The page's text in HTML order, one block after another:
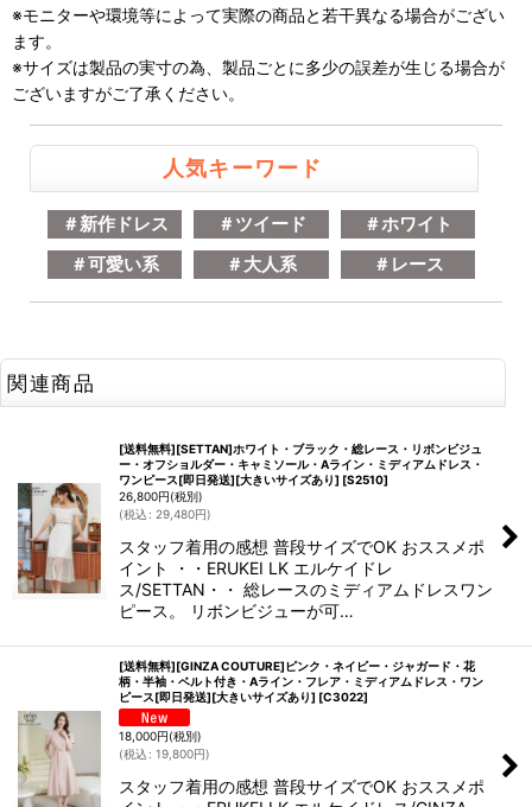
※モニターや環境等によって実際の商品と若干異なる場合がござい
ます。
※サイズは製品の実寸の為、製品ごとに多少の誤差が生じる場合が
ございますがご了承ください。
人気キーワード
＃新作ドレス ＃ツイード
＃ホワイト
＃可愛い系
＃大人系 ＃レース
関連商品
[送料無料][SETTAN]ホワイト・ブラック・総レース・リボンビジュ
ー・オフショルダー・キャミソール・Aライン・ミディアムドレス・
ワンピース[即日発送][大きいサイズあり] [S2510]
26,800円(税別)
(税込 : 29,480円)
スタッフ着用の感想 普段サイズでOK おススメポ
イント ・・ERUKEI LK エルケイドレ
ス/SETTAN・・ 総レースのミディアムドレスワン
ピース。 リボンビジューが可…
[送料無料][GINZA COUTURE]ピンク・ネイビー・ジャガード・花
柄・半袖・ベルト付き・Aライン・フレア・ミディアムドレス・ワン
ピース[即日発送][大きいサイズあり] [C3022]
18,000円(税別)
(税込 : 19,800円)
スタッフ着用の感想 普段サイズでOK おススメポ